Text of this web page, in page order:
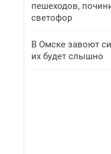
пешеходов,
светофор
В Омске завоют
их будет слышно